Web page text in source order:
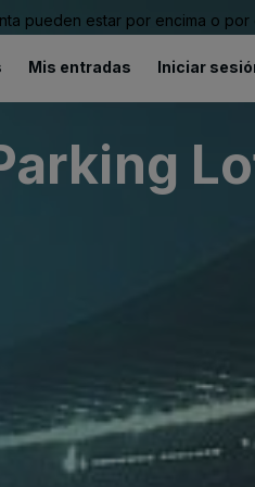
pueden estar por encima o por
Mis entradas Iniciar